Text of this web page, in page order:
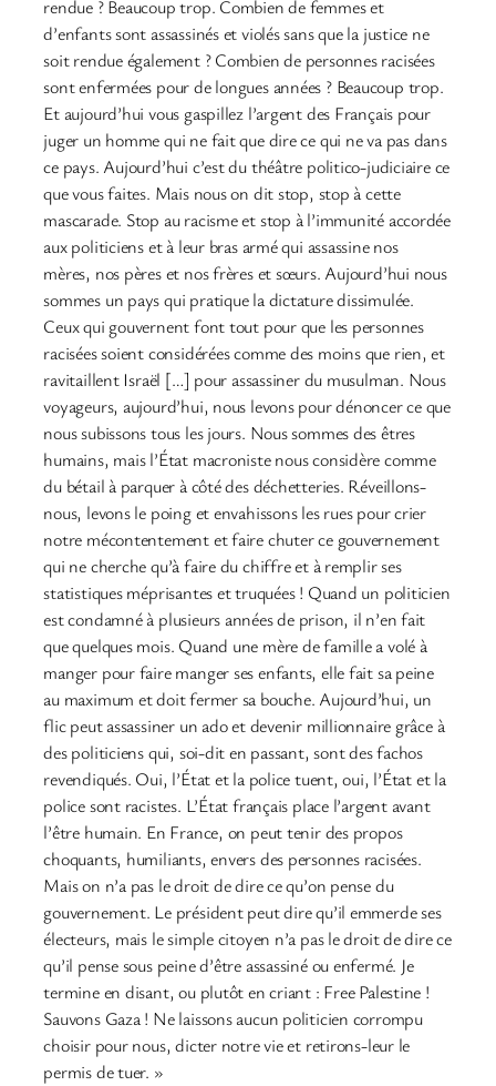
rendue ? Beaucoup trop. Combien de femmes et
d’enfants sont assassinés et violés sans que la justice ne
soit rendue également ? Combien de personnes racisées
sont enfermées pour de longues années ? Beaucoup trop.
Et aujourd’hui vous gaspillez l’argent des Français pour
juger un homme qui ne fait que dire ce qui ne va pas dans
ce pays. Aujourd’hui c’est du théâtre politico-judiciaire ce
que vous faites. Mais nous on dit stop, stop à cette
mascarade. Stop au racisme et stop à l’immunité accordée
aux politiciens et à leur bras armé qui assassine nos
mères, nos pères et nos frères et sœurs. Aujourd’hui nous
sommes un pays qui pratique la dictature dissimulée.
Ceux qui gouvernent font tout pour que les personnes
racisées soient considérées comme des moins que rien, et
ravitaillent Israël […] pour assassiner du musulman. Nous
voyageurs, aujourd’hui, nous levons pour dénoncer ce que
nous subissons tous les jours. Nous sommes des êtres
humains, mais l’État macroniste nous considère comme
du bétail à parquer à côté des déchetteries. Réveillons-
nous, levons le poing et envahissons les rues pour crier
notre mécontentement et faire chuter ce gouvernement
qui ne cherche qu’à faire du chiffre et à remplir ses
statistiques méprisantes et truquées ! Quand un politicien
est condamné à plusieurs années de prison, il n’en fait
que quelques mois. Quand une mère de famille a volé à
manger pour faire manger ses enfants, elle fait sa peine
au maximum et doit fermer sa bouche. Aujourd’hui, un
flic peut assassiner un ado et devenir millionnaire grâce à
des politiciens qui, soi-dit en passant, sont des fachos
revendiqués. Oui, l’État et la police tuent, oui, l’État et la
police sont racistes. L’État français place l’argent avant
l’être humain. En France, on peut tenir des propos
choquants, humiliants, envers des personnes racisées.
Mais on n’a pas le droit de dire ce qu’on pense du
gouvernement. Le président peut dire qu’il emmerde ses
électeurs, mais le simple citoyen n’a pas le droit de dire ce
qu’il pense sous peine d’être assassiné ou enfermé. Je
termine en disant, ou plutôt en criant : Free Palestine !
Sauvons Gaza ! Ne laissons aucun politicien corrompu
choisir pour nous, dicter notre vie et retirons-leur le
permis de tuer. »